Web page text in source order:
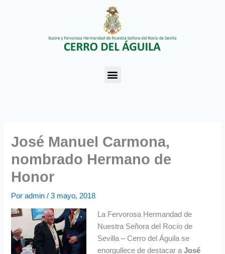
Menu
José Manuel Carmona,
nombrado Hermano de
Honor
Poradmin/3 mayo, 2018
La Fervorosa Hermandad de
Nuestra Señora del Rocío de
Sevilla – Cerro del Águila se
enorgullece de destacar aJosé